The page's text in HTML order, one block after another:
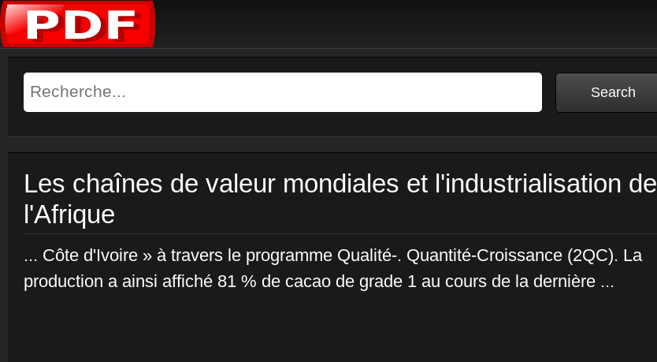
Les chaînes de valeur mondiales et l'industrialisation de
l'Afrique
... Côte d'Ivoire » à travers le programme Qualité-. Quantité-Croissance (2QC). La
production a ainsi affiché 81 % de cacao de grade 1 au cours de la dernière ...